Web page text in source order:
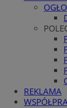
REKLAMA